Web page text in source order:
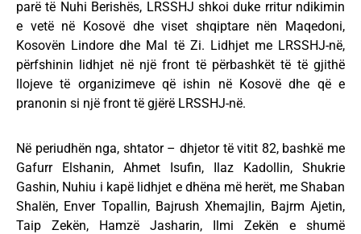
parë të Nuhi Berishës, LRSSHJ shkoi duke rritur ndikimin
e vetë në Kosovë dhe viset shqiptare nën Maqedoni,
Kosovën Lindore dhe Mal të Zi. Lidhjet me LRSSHJ-në,
përfshinin lidhjet në një front të përbashkët të të gjithë
llojeve të organizimeve që ishin në Kosovë dhe që e
pranonin si një front të gjërë LRSSHJ-në.
Në periudhën nga, shtator – dhjetor të vitit 82, bashkë me
Gafurr Elshanin, Ahmet Isufin, Ilaz Kadollin, Shukrie
Gashin, Nuhiu i kapë lidhjet e dhëna më herët, me Shaban
Shalën, Enver Topallin, Bajrush Xhemajlin, Bajrm Ajetin,
Taip Zekën, Hamzë Jasharin, Ilmi Zekën e shumë